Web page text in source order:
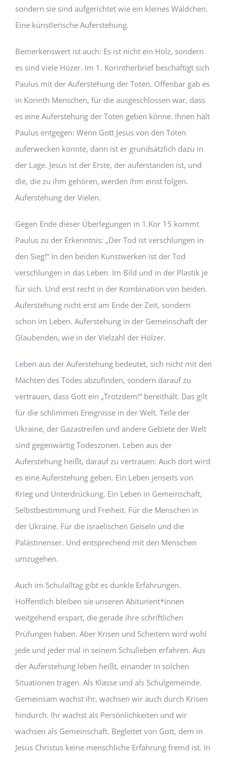
sondern sie sind aufgerichtet wie ein kleines Wäldchen.
Eine künstlerische Auferstehung.
Bemerkenswert ist auch: Es ist nicht ein Holz, sondern
es sind viele Hözer. Im 1. Korintherbrief beschäftigt sich
Paulus mit der Auferstehung der Toten. Offenbar gab es
in Korinth Menschen, für die ausgeschlossen war, dass
es eine Auferstehung der Toten geben könne. Ihnen hält
Paulus entgegen: Wenn Gott Jesus von den Toten
auferwecken konnte, dann ist er grundsätzlich dazu in
der Lage. Jesus ist der Erste, der auferstanden ist, und
die, die zu ihm gehören, werden ihm einst folgen.
Auferstehung der Vielen.
Gegen Ende dieser Überlegungen in 1.Kor 15 kommt
Paulus zu der Erkenntnis: „Der Tod ist verschlungen in
den Sieg!“ In den beiden Kunstwerken ist der Tod
verschlungen in das Leben. Im Bild und in der Plastik je
für sich. Und erst recht in der Kombination von beiden.
Auferstehung nicht erst am Ende der Zeit, sondern
schon im Leben. Auferstehung in der Gemeinschaft der
Glaubenden, wie in der Vielzahl der Hölzer.
Leben aus der Auferstehung bedeutet, sich nicht mit den
Mächten des Todes abzufinden, sondern darauf zu
vertrauen, dass Gott ein „Trotzdem!“ bereithält. Das gilt
für die schlimmen Ereignisse in der Welt. Teile der
Ukraine, der Gazastreifen und andere Gebiete der Welt
sind gegenwärtig Todeszonen. Leben aus der
Auferstehung heißt, darauf zu vertrauen: Auch dort wird
es eine Auferstehung geben. Ein Leben jenseits von
Krieg und Unterdrückung. Ein Leben in Gemeinschaft,
Selbstbestimmung und Freiheit. Für die Menschen in
der Ukraine. Für die israelischen Geiseln und die
Palästinenser. Und entsprechend mit den Menschen
umzugehen.
Auch im Schulalltag gibt es dunkle Erfahrungen.
Hoffentlich bleiben sie unseren Abiturient*innen
weitgehend erspart, die gerade ihre schriftlichen
Prüfungen haben. Aber Krisen und Scheitern wird wohl
jede und jeder mal in seinem Schulleben erfahren. Aus
der Auferstehung leben heißt, einander in solchen
Situationen tragen. Als Klasse und als Schulgemeinde.
Gemeinsam wachst ihr, wachsen wir auch durch Krisen
hindurch. Ihr wachst als Persönlichkeiten und wir
wachsen als Gemeinschaft. Begleitet von Gott, dem in
Jesus Christus keine menschliche Erfahrung fremd ist. In